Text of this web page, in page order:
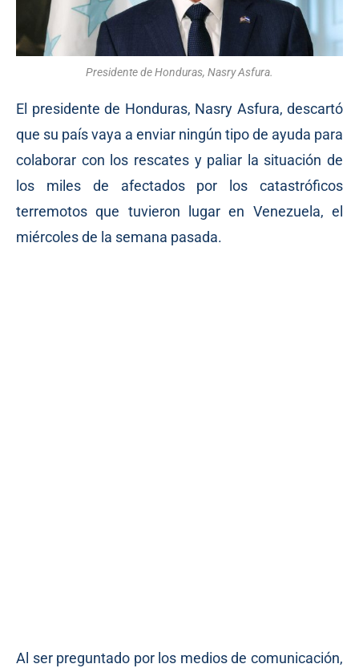
Presidente de Honduras, Nasry Asfura.
El presidente de Honduras, Nasry Asfura, descartó
que su país vaya a enviar ningún tipo de ayuda para
colaborar con los rescates y paliar la situación de
los miles de afectados por los catastróficos
terremotos que tuvieron lugar en Venezuela, el
miércoles de la semana pasada.
Al ser preguntado por los medios de comunicación,